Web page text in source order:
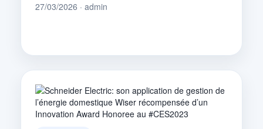
27/03/2026 · admin